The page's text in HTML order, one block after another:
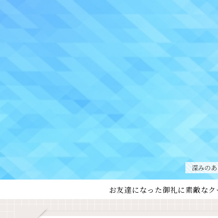
深みの
お友達になった御礼に素敵な